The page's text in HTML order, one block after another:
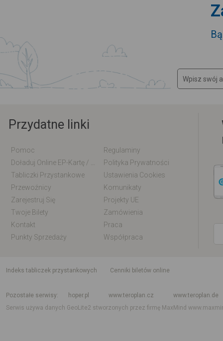
Przydatne linki
Pomoc
Regulaminy
Polityka Prywatności
Tabliczki Przystankowe
Ustawienia Cookies
Przewoźnicy
Komunikaty
Zarejestruj Się
Projekty UE
Twoje Bilety
Zamówienia
Kontakt
Praca
Punkty Sprzedaży
Współpraca
indeks tabliczek przystankowych
Cenniki biletów online
Pozostałe serwisy
hoper.pl www.teroplan.cz
www.teroplan.de
Serwis używa danych GeoLite2 stworzonych przez firmę MaxMind